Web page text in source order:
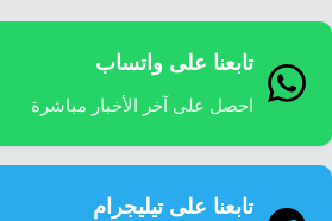
تابعنا على واتساب
احصل على آخر الأخبار مباشرة
تابعنا على تيليجرام